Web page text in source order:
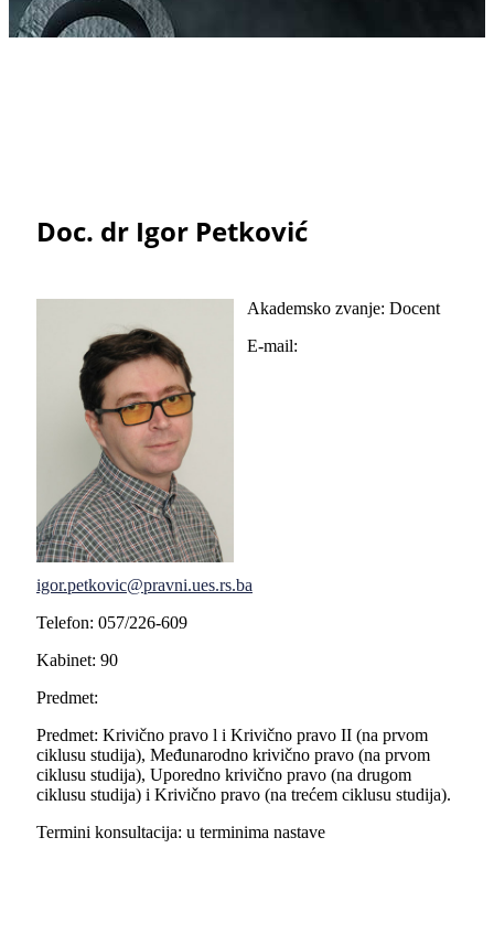
Doc. dr Igor Petković
Akademsko zvanje: Docent
E-mail:
igor.petkovic@pravni.ues.rs.ba
Telefon: 057/226-609
Kabinet: 90
Predmet:
Predmet: Krivično pravo l i Krivično pravo II (na prvom
ciklusu studija), Međunarodno krivično pravo (na prvom
ciklusu studija), Uporedno krivično pravo (na drugom
ciklusu studija) i Krivično pravo (na trećem ciklusu studija).
Termini konsultacija: u terminima nastave